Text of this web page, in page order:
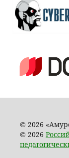
© 2026
© 2026